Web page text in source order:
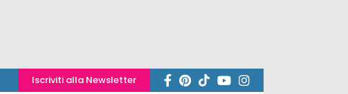
Iscriviti alla Newsletter